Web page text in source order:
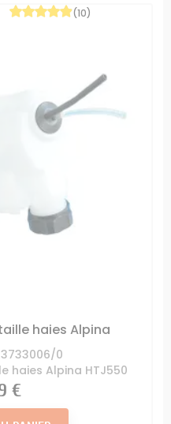
haies Alpina
0
haies Alpina HTJ550
(10)
€